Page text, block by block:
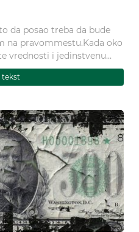
da posao treba da bude
na pravommestu.Kada oko
vrednosti i jedinstvenu
tekst